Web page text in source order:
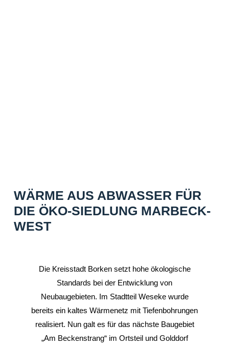
WÄRME AUS ABWASSER FÜR
DIE ÖKO-SIEDLUNG MARBECK-
WEST
Die Kreisstadt Borken setzt hohe ökologische
Standards bei der Entwicklung von
Neubaugebieten. Im Stadtteil Weseke wurde
bereits ein kaltes Wärmenetz mit Tiefenbohrungen
realisiert. Nun galt es für das nächste Baugebiet
„Am Beckenstrang“ im Ortsteil und Golddorf